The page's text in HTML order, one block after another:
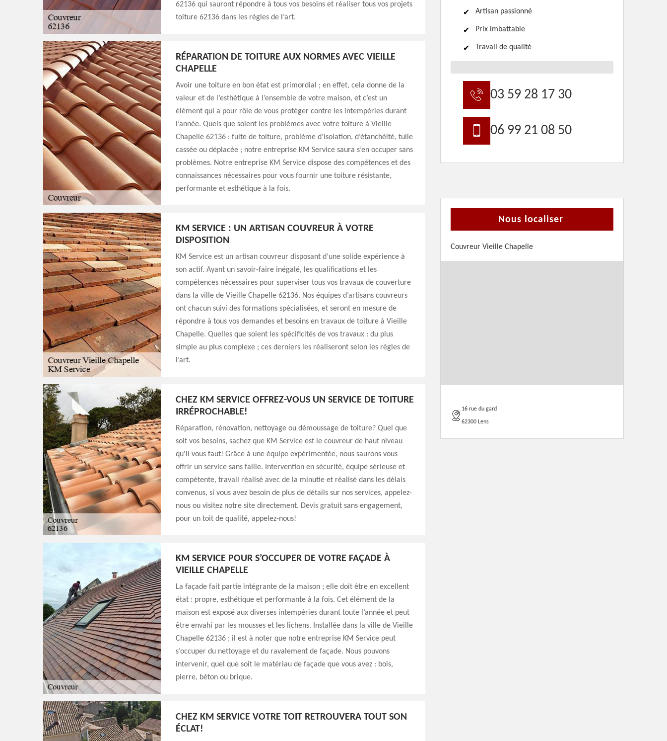
62136 qui sauront répondre à tous vos besoins et réaliser tous vos projets
toiture 62136 dans les règles de l’art.
RÉPARATION DE TOITURE AUX NORMES AVEC VIEILLE
CHAPELLE
Avoir une toiture en bon état est primordial ; en effet, cela donne de la
valeur et de l’esthétique à l’ensemble de votre maison, et c’est un
élément qui a pour rôle de vous protéger contre les intempéries durant
l’année. Quels que soient les problèmes avec votre toiture à Vieille
Chapelle 62136 : fuite de toiture, problème d’isolation, d’étanchéité, tuile
cassée ou déplacée ; notre entreprise KM Service saura s’en occuper sans
problèmes. Notre entreprise KM Service dispose des compétences et des
connaissances nécessaires pour vous fournir une toiture résistante,
performante et esthétique à la fois.
KM SERVICE : UN ARTISAN COUVREUR À VOTRE
DISPOSITION
KM Service est un artisan couvreur disposant d’une solide expérience à
son actif. Ayant un savoir-faire inégalé, les qualifications et les
compétences nécessaires pour superviser tous vos travaux de couverture
dans la ville de Vieille Chapelle 62136. Nos équipes d’artisans couvreurs
ont chacun suivi des formations spécialisées, et seront en mesure de
répondre à tous vos demandes et besoins en travaux de toiture à Vieille
Chapelle. Quelles que soient les spécificités de vos travaux : du plus
simple au plus complexe ; ces derniers les réaliseront selon les règles de
l’art.
CHEZ KM SERVICE OFFREZ-VOUS UN SERVICE DE TOITURE
IRRÉPROCHABLE!
Réparation, rénovation, nettoyage ou démoussage de toiture? Quel que
soit vos besoins, sachez que KM Service est le couvreur de haut niveau
qu'il vous faut! Grâce à une équipe expérimentée, nous saurons vous
offrir un service sans faille. Intervention en sécurité, équipe sérieuse et
compétente, travail réalisé avec de la minutie et réalisé dans les délais
convenus, si vous avez besoin de plus de détails sur nos services, appelez-
nous ou visitez notre site directement. Devis gratuit sans engagement,
pour un toit de qualité, appelez-nous!
KM SERVICE POUR S’OCCUPER DE VOTRE FAÇADE À
VIEILLE CHAPELLE
La façade fait partie intégrante de la maison ; elle doit être en excellent
état : propre, esthétique et performante à la fois. Cet élément de la
maison est exposé aux diverses intempéries durant toute l’année et peut
être envahi par les mousses et les lichens. Installée dans la ville de Vieille
Chapelle 62136 ; il est à noter que notre entreprise KM Service peut
s’occuper du nettoyage et du ravalement de façade. Nous pouvons
intervenir, quel que soit le matériau de façade que vous avez : bois,
pierre, béton ou brique.
CHEZ KM SERVICE VOTRE TOIT RETROUVERA TOUT SON
ÉCLAT!
Artisan passionné
Prix imbattable
Travail de qualité
03 59 28 17 30
06 99 21 08 50
Nous localiser
Couvreur Vieille Chapelle
16 rue du gard
62300 Lens